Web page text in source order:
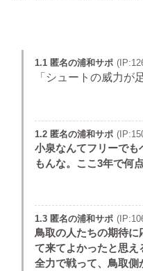
1.1 匿名の浦和サポ
「シュートの威力が
1.2 匿名の浦和サポ
小泉なんてフリーで
もんな。ここ3年で何
1.3 匿名の浦和サポ
鳥取の人たちの期待に
て来てよかったと思え
全力で戦って、鳥取側